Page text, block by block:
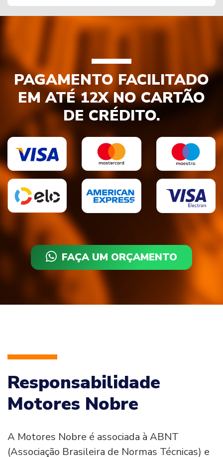
PAGAMENTO FACILITADO
EM ATÉ 12X NO CARTÃO
DE CRÉDITO.
FAÇA UM ORÇAMENTO
Responsabilidade
Motores Nobre
A Motores Nobre é associada à ABNT
(Associação Brasileira de Normas Técnicas) e